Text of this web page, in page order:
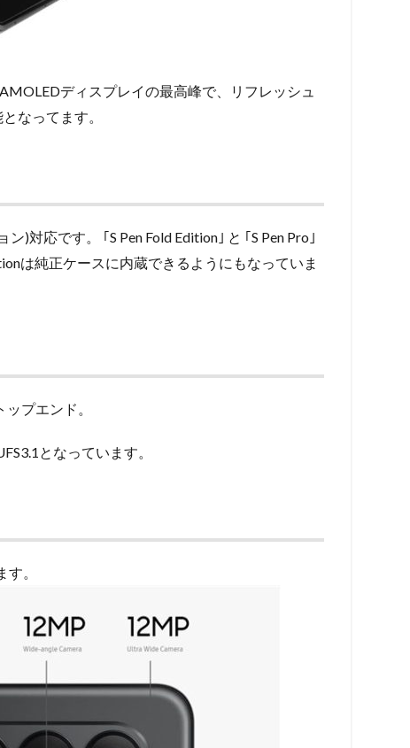
ディスプレイの最高峰で、リフレッシュ
なってます。
)対応です。 ｢S Pen Fold Edition｣ と ｢S Pen Pro｣
は純正ケースに内蔵できるようにもなっていま
プエンド。
となっています。
。